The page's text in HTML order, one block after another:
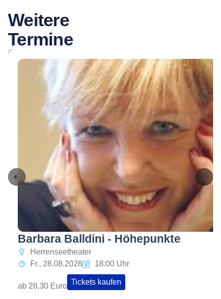
Weitere
Termine
Barbara Balldini - Höhepunkte
Herrenseetheater
Fr., 28.08.2026
18:00 Uhr
ab 28,30 Euro Tickets kaufen